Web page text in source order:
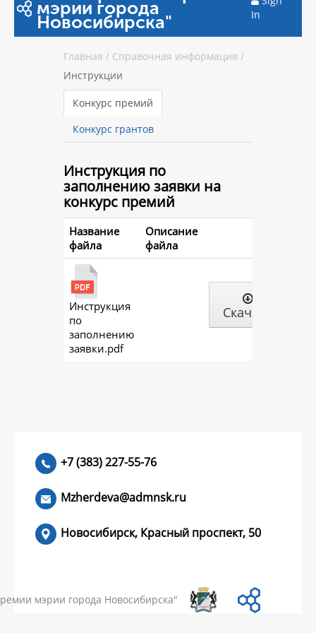
мэрии города
Новосибирска"
In
Главная / Справочная информация /
Инструкции
Конкурс премий
Конкурс грантов
Инструкция по
заполнению заявки на
конкурс премий
Название
файла
Описание
файла
Инструкция
по
заполнению
заявки.pdf
Скачать
+7 (383) 227-55-76
Mzherdeva@admnsk.ru
Новосибирск, Красный проспект, 50
мэрии города Новосибирска"